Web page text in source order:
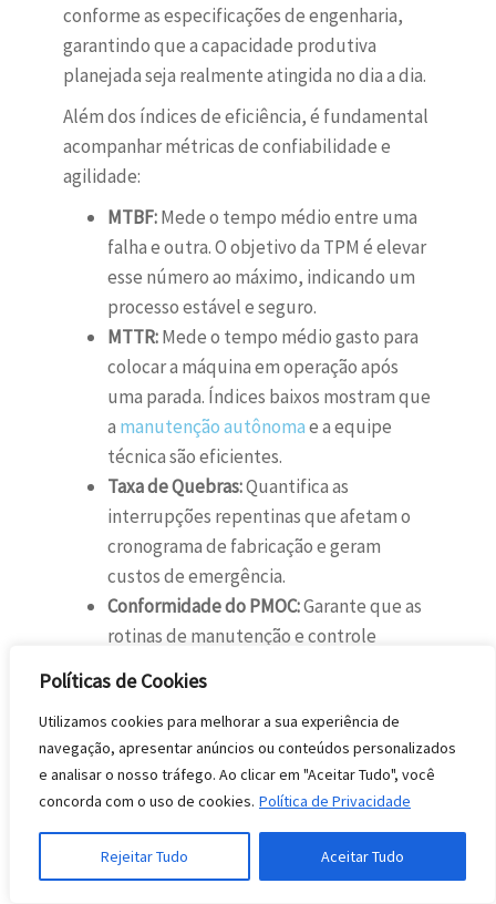
Políticas de Cookies
Utilizamos cookies para melhorar a sua experiência de
navegação, apresentar anúncios ou conteúdos personalizados
e analisar o nosso tráfego. Ao clicar em "Aceitar Tudo", você
concorda com o uso de cookies. Política de Privacidade
Rejeitar Tudo Aceitar Tudo
conforme as especificações de engenharia,
garantindo que a capacidade produtiva
planejada seja realmente atingida no dia a dia.
Além dos índices de eficiência, é fundamental
acompanhar métricas de confiabilidade e
agilidade:
MTBF:Mede o tempo médio entre uma
falha e outra. O objetivo da TPM é elevar
esse número ao máximo, indicando um
processo estável e seguro.
MTTR:Mede o tempo médio gasto para
colocar a máquina em operação após
uma parada. Índices baixos mostram que
a manutenção autônomae a equipe
técnica são eficientes.
Taxa de Quebras:Quantifica as
interrupções repentinas que afetam o
cronograma de fabricação e geram
custos de emergência.
Conformidade do PMOC:Garante que as
rotinas de manutenção e controle
exigências legais e normativas.
Para micro e pequenos empreendedores, o
monitoramento desses indicadores
transforma a gestão técnica em uma
ferramenta de decisão estratégica. Ao
observar a redução nos custos de reparo e a
diminuição de produtos com defeito, fica